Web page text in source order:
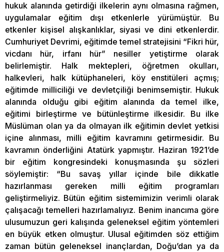
hukuk alanında getirdiği ilkelerin aynı olmasına rağmen,
uygulamalar eğitim dışı etkenlerle yürümüştür. Bu
etkenler kişisel alışkanlıklar, siyasi ve dini etkenlerdir.
Cumhuriyet Devrimi, eğitimde temel stratejisini “Fikri hür,
vicdanı hür, irfanı hür” nesiller yetiştirme olarak
belirlemiştir. Halk mektepleri, öğretmen okulları,
halkevleri, halk kütüphaneleri, köy enstitüleri açmış;
eğitimde milliciliği ve devletçiliği benimsemiştir. Hukuk
alanında olduğu gibi eğitim alanında da temel ilke,
eğitimi birleştirme ve bütünleştirme ilkesidir. Bu ilke
Müslüman olan ya da olmayan ilk eğitimin devlet yetkisi
içine alınması, milli eğitim kavramını getirmesidir. Bu
kavramın önderliğini Atatürk yapmıştır. Haziran 1921’de
bir eğitim kongresindeki konuşmasında şu sözleri
söylemiştir: “Bu savaş yıllar içinde bile dikkatle
hazırlanması gereken milli eğitim programları
geliştirmeliyiz. Bütün eğitim sistemimizin verimli olarak
çalışacağı temelleri hazırlamalıyız. Benim inancıma göre
ulusumuzun geri kalışında geleneksel eğitim yöntemleri
en büyük etken olmuştur. Ulusal eğitimden söz ettiğim
zaman bütün geleneksel inançlardan, Doğu’dan ya da